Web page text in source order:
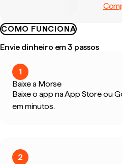
COMO FUNCIONA
Envie dinheiro em 3 passos
1
Baixe a Morse
Baixe o app na App Store ou
em minutos.
2